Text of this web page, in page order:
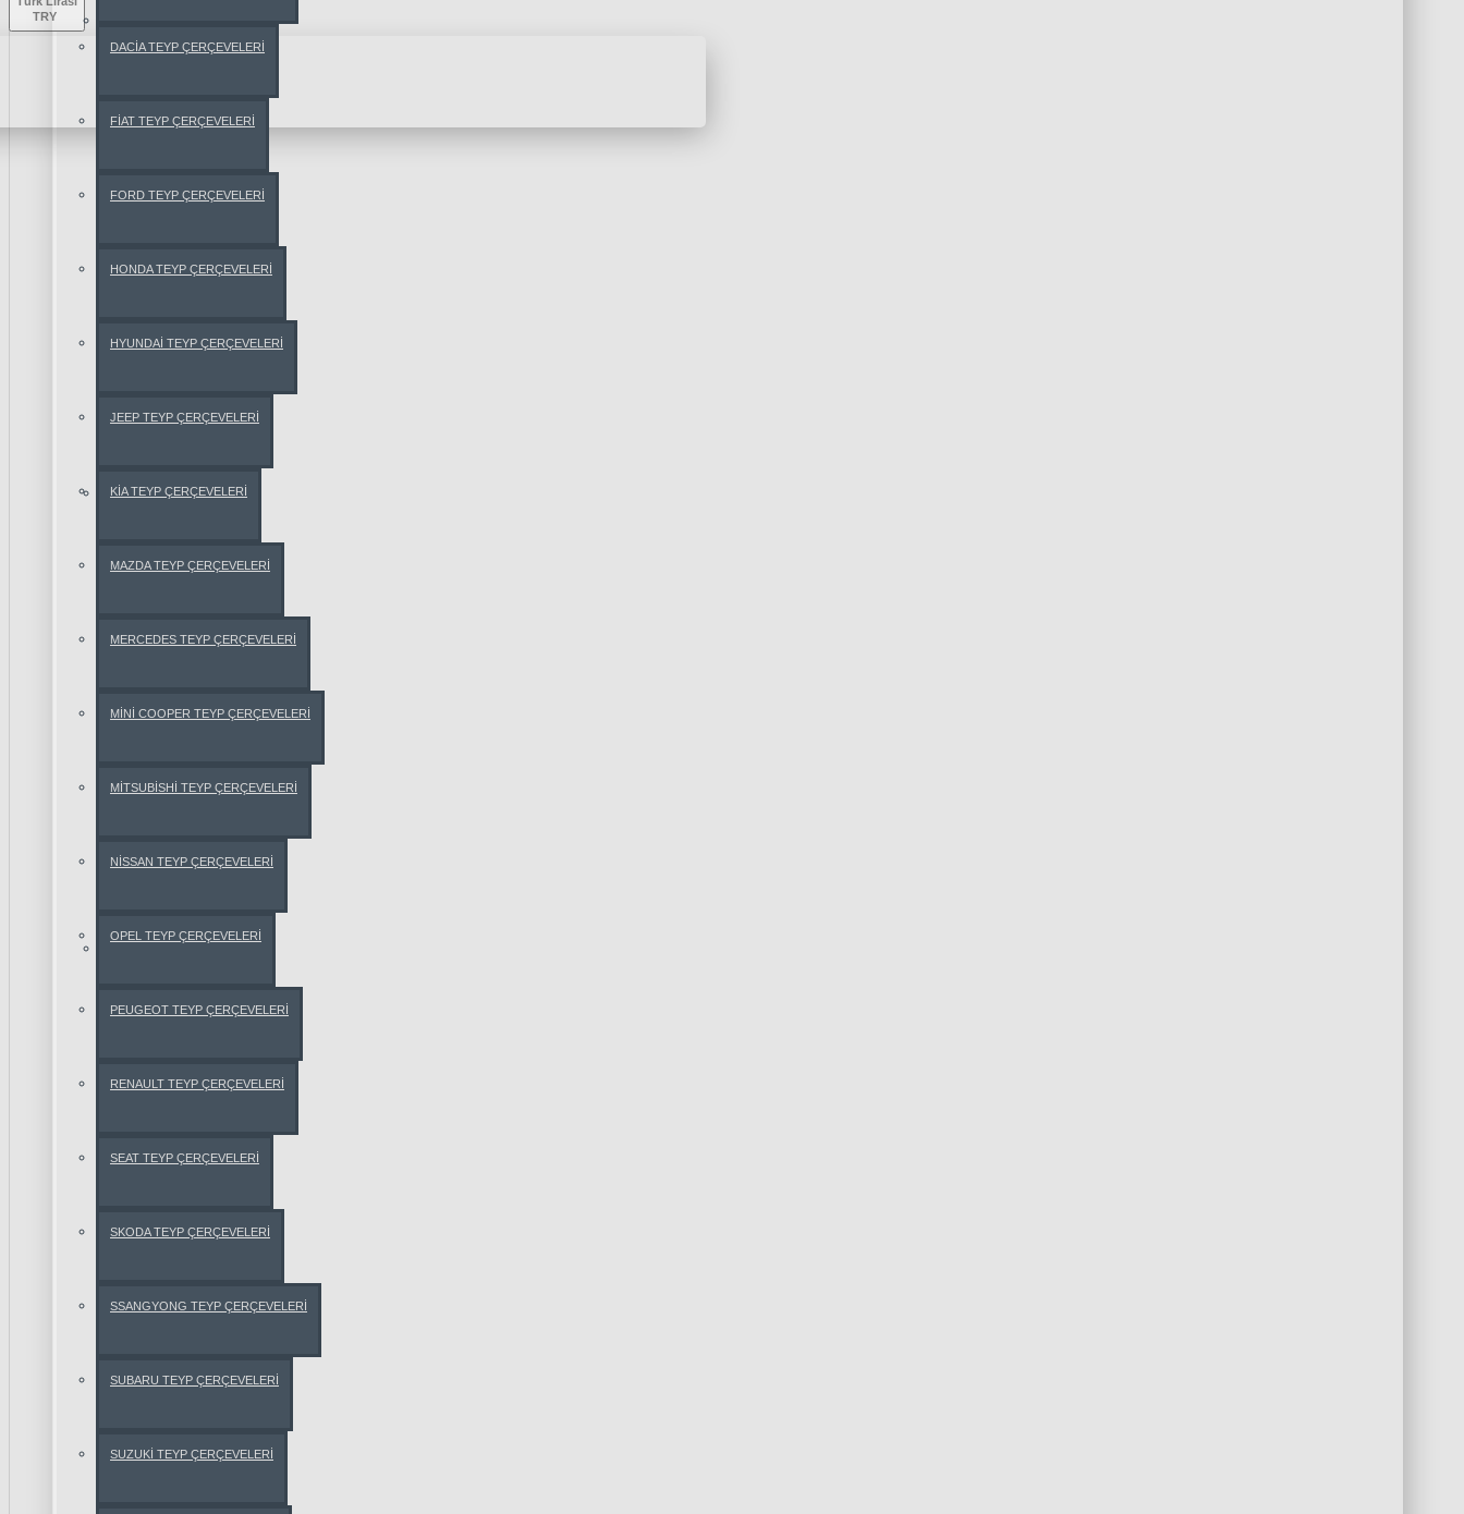
TRY
DACİA TEYP ÇERÇEVELERİ
FİAT TEYP ÇERÇEVELERİ
FORD TEYP ÇERÇEVELERİ
HONDA TEYP ÇERÇEVELERİ
HYUNDAİ TEYP ÇERÇEVELERİ
JEEP TEYP ÇERÇEVELERİ
KİA TEYP ÇERÇEVELERİ
MAZDA TEYP ÇERÇEVELERİ
MERCEDES TEYP ÇERÇEVELERİ
MİNİ COOPER TEYP ÇERÇEVELERİ
MİTSUBİSHİ TEYP ÇERÇEVELERİ
NİSSAN TEYP ÇERÇEVELERİ
OPEL TEYP ÇERÇEVELERİ
PEUGEOT TEYP ÇERÇEVELERİ
RENAULT TEYP ÇERÇEVELERİ
SEAT TEYP ÇERÇEVELERİ
SKODA TEYP ÇERÇEVELERİ
SSANGYONG TEYP ÇERÇEVELERİ
SUBARU TEYP ÇERÇEVELERİ
SUZUKİ TEYP ÇERÇEVELERİ
159
BRERA
AUDİ
AUDİ
BMW 1
X1
BMW